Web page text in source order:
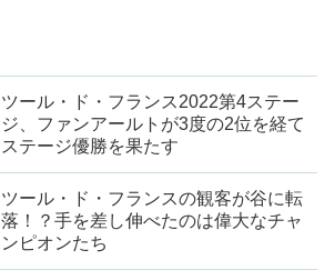
ツール・ド・フランス2022第4ステー
ジ、ファンアールトが3度の2位を経て
ステージ優勝を果たす
ツール・ド・フランスの観客が谷に転
落！？手を差し伸べたのは偉大なチャ
ンピオンたち